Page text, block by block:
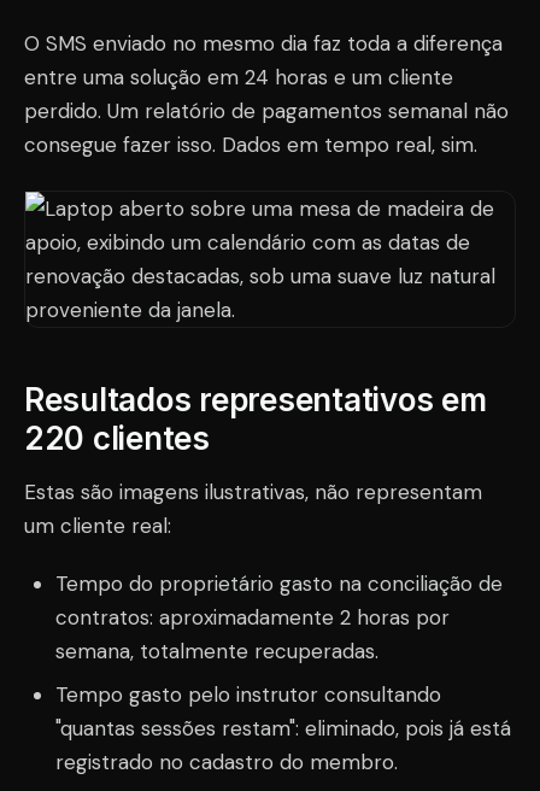
O SMS enviado no mesmo dia faz toda a diferença
entre uma solução em 24 horas e um cliente
perdido. Um relatório de pagamentos semanal não
consegue fazer isso. Dados em tempo real, sim.
Resultados representativos em
220 clientes
Estas são imagens ilustrativas, não representam
um cliente real:
Tempo do proprietário gasto na conciliação de
contratos: aproximadamente 2 horas por
semana, totalmente recuperadas.
Tempo gasto pelo instrutor consultando
"quantas sessões restam": eliminado, pois já está
registrado no cadastro do membro.